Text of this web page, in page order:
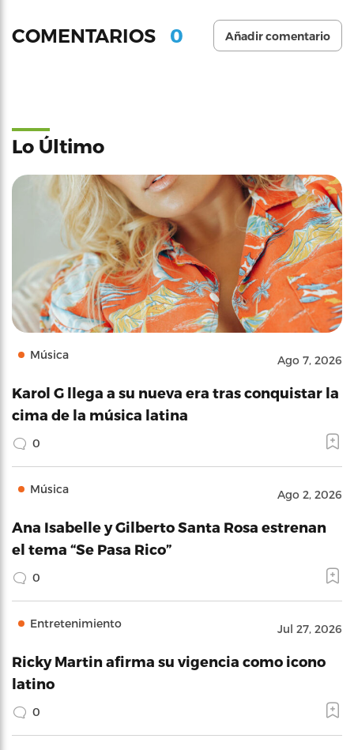
COMENTARIOS 0 Añadir comentario
Lo Último
Música Ago 7, 2026
Karol G llega a su nueva era tras conquistar la
cima de la música latina
0
Música Ago 2, 2026
Ana Isabelle y Gilberto Santa Rosa estrenan
el tema “Se Pasa Rico”
0
Entretenimiento Jul 27, 2026
Ricky Martin afirma su vigencia como icono
latino
0